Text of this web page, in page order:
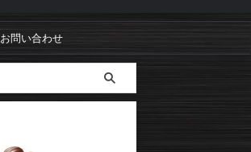
お問い合わせ